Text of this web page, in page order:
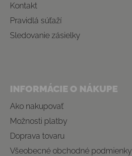
Kontakt
Pravidlá súťaží
Sledovanie zásielky
INFORMÁCIE O NÁKUPE
Ako nakupovať
Možnosti platby
Doprava tovaru
Všeobecné obchodné podmienky